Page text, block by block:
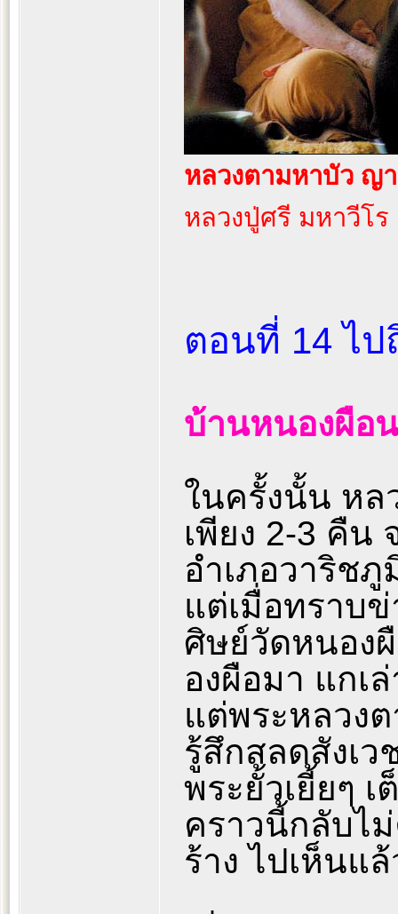
หลวงตามหาบัว ญ
หลวงปู่ศรี มหาวีโร
ตอนที่ 14 ไ
บ้านหนองผือ
ในครั้งนั้น หล
เพียง 2-3 คืน
อำเภอวาริช
แต่เมื่อทราบ
ศิษย์วัดหนอง
องผือมา แกเ
แต่พระหลวง
รู้สึกสลดสังเว
พระยั้วเยี้ยๆ
คราวนี้กลับไ
ร้าง ไปเห็นแ